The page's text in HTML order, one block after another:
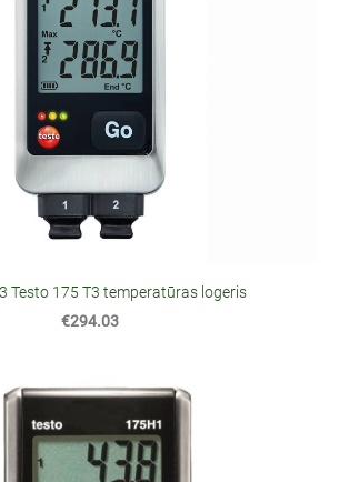
Testo 175 T3 temperatūras logeris
€294.03